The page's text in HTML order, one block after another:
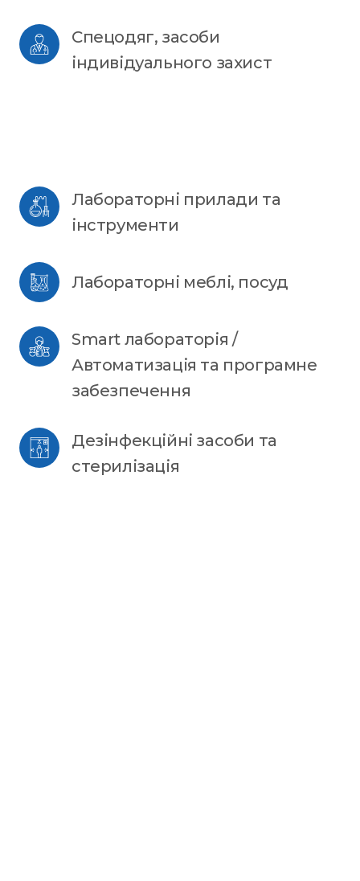
Спецодяг, засоби
індивідуального захист
Лабораторні прилади та
інструменти
Лабораторні меблі, посуд
Smart лабораторія /
Автоматизація та програмне
забезпечення
Дезінфекційні засоби та
стерилізація